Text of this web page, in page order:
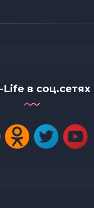
Life в соц.сетях